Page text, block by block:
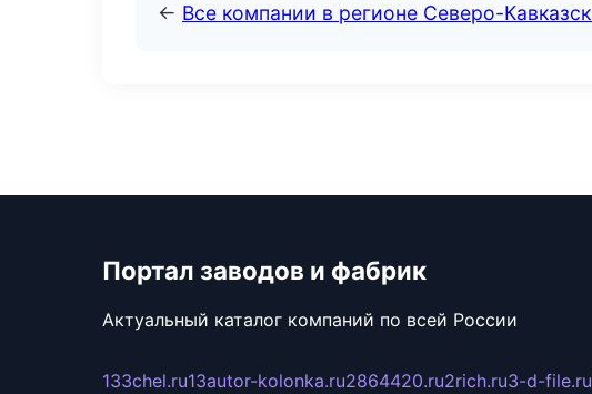
← Все компании в регионе Северо-
Портал заводов и фабрик
Актуальный каталог компаний по всей России
133chel.ru13autor-kolonka.ru2864420.ru2rich.ru3-d-file.ru